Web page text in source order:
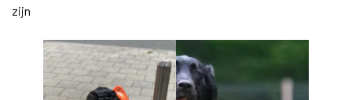
zijn